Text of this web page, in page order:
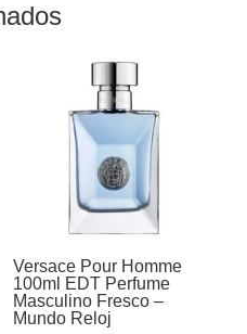
Versace Pour Homme
100ml EDT Perfume
Masculino Fresco –
Mundo Reloj